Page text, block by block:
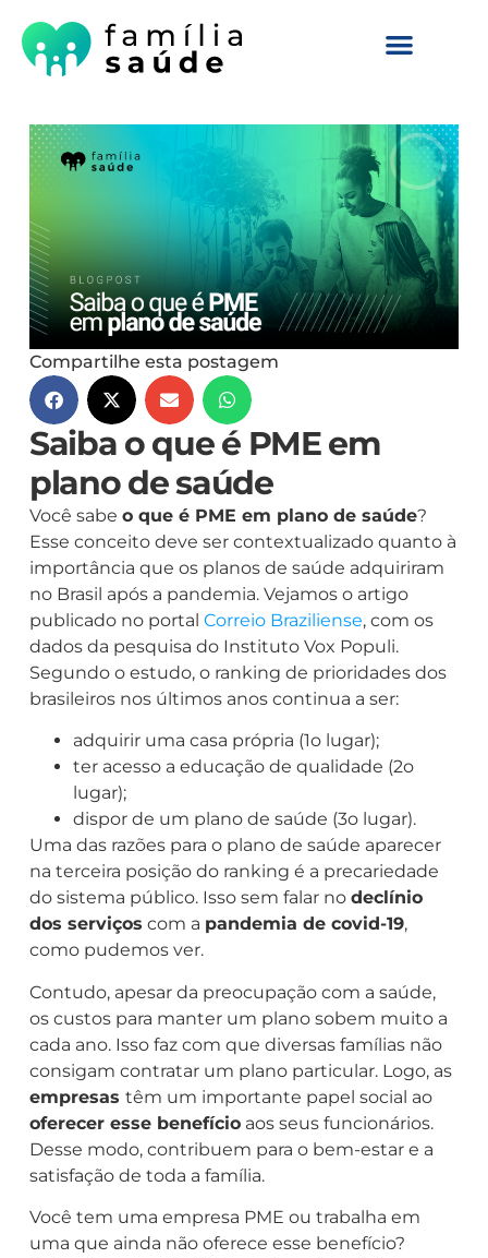
Compartilhe esta postagem
Saiba o que é PME em
plano de saúde
Você sabe o que é PME em plano de saúde?
Esse conceito deve ser contextualizado quanto à
importância que os planos de saúde adquiriram
no Brasil após a pandemia. Vejamos o artigo
publicado no portal Correio Braziliense, com os
dados da pesquisa do Instituto Vox Populi.
Segundo o estudo, o ranking de prioridades dos
brasileiros nos últimos anos continua a ser:
adquirir uma casa própria (1olugar);
ter acesso a educação de qualidade (2o
lugar);
dispor de um plano de saúde (3olugar).
Uma das razões para o plano de saúde aparecer
na terceira posição do ranking é a precariedade
do sistema público. Isso sem falar no declínio
dos serviços com a pandemia de covid-19,
como pudemos ver.
Contudo, apesar da preocupação com a saúde,
os custos para manter um plano sobem muito a
cada ano. Isso faz com que diversas famílias não
consigam contratar um plano particular. Logo, as
empresas têm um importante papel social ao
oferecer esse benefícioaos seus funcionários.
Desse modo, contribuem para o bem-estar e a
satisfação de toda a família.
Você tem uma empresa PME ou trabalha em
uma que ainda não oferece esse benefício?